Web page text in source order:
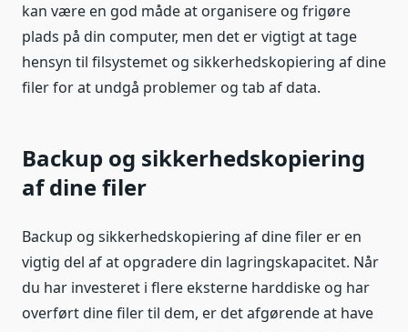
kan være en god måde at organisere og frigøre
plads på din computer, men det er vigtigt at tage
hensyn til filsystemet og sikkerhedskopiering af dine
filer for at undgå problemer og tab af data.
Backup og sikkerhedskopiering
af dine filer
Backup og sikkerhedskopiering af dine filer er en
vigtig del af at opgradere din lagringskapacitet. Når
du har investeret i flere eksterne harddiske og har
overført dine filer til dem, er det afgørende at have